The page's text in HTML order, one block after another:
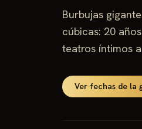
Burbujas
cúbicas: 20
teatros íntimos
Ver fechas de la